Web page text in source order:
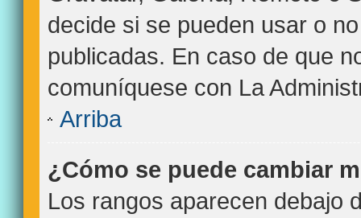
decide si se pueden usar o
publicadas. En caso de que
comuníquese con La
Arriba
¿Cómo se puede cambiar
Los rangos aparecen debajo